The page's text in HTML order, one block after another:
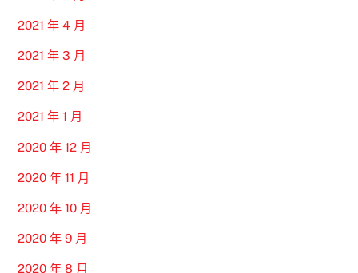
2021 年 4 月
2021 年 3 月
2021 年 2 月
2021 年 1 月
2020 年 12 月
2020 年 11 月
2020 年 10 月
2020 年 9 月
2020 年 8 月